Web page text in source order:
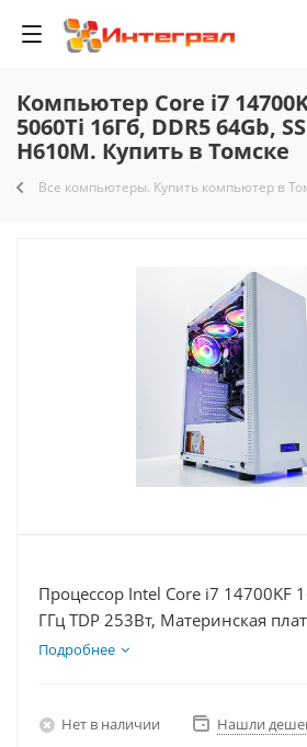
Компьютер Core i7
5060Ti 16Гб, DDR5 64Gb,
H610M. Купить в Томске
Все компьютеры. Купить компьютер в
Процессор Intel Core i7 14700KF
ГГц TDP 253Вт, Материнская
E D5, Видеокарта RTX 5060Ti
Подробнее
Нет в наличии Нашли